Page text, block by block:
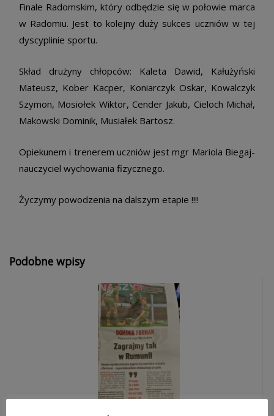
Finale Radomskim, który odbędzie się w połowie marca
w Radomiu. Jest to kolejny duży sukces uczniów w tej
dyscyplinie sportu.
Skład drużyny chłopców: Kaleta Dawid, Kałużyński
Mateusz, Kober Kacper, Koniarczyk Oskar, Kowalczyk
Szymon, Mosiołek Wiktor, Cender Jakub, Cieloch Michał,
Makowski Dominik, Musiałek Bartosz.
Opiekunem i trenerem uczniów jest mgr Mariola Biegaj-
nauczyciel wychowania fizycznego.
Życzymy powodzenia na dalszym etapie !!!!
Podobne wpisy